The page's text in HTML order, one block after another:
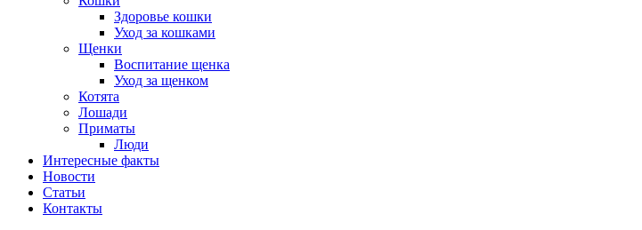
Здоровье кошки
Уход за кошками
Щенки
Воспитание щенка
Уход за щенком
Котята
Лошади
Приматы
Люди
Интересные факты
Новости
Статьи
Контакты